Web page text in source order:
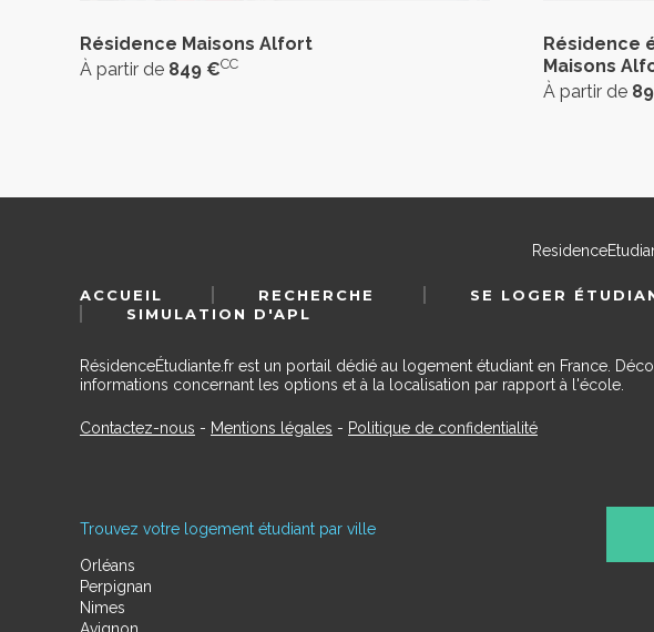
Résidence Maisons Alfort
À partir de 849 €CC
Résidence
Maisons
À partir de
ACCUEIL RECHERCHE SE LOGER
SIMULATION D'APL
RésidenceÉtudiante.fr est un portail dédié au logement étudiant en France.
informations concernant les options et à la localisation par rapport à l'école.
Contactez-nous - Mentions légales - Politique de confidentialité
Trouvez votre logement étudiant par ville
Orléans
Perpignan
Nimes